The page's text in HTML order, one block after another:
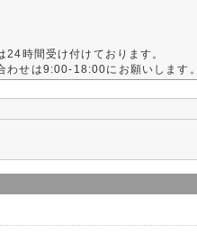
24時間受け付けております。
わせは9:00-18:00にお願いします。